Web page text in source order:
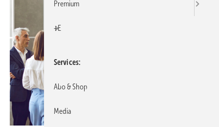
Premium
+E
Services
Abo & Shop
Media